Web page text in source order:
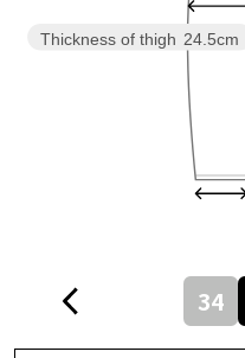
Thickness of thigh 24.5cm
34